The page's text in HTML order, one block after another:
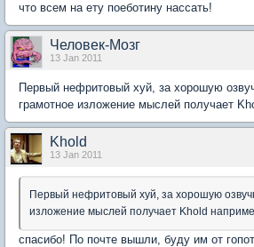
что всем на ету поеботину нассать!
Человек-Мозг
13 Jan 2011
Первый нефритовый хуй, за хорошую
грамотное изложение мыслей получает
Khold
13 Jan 2011
Первый нефритовый хуй, за хорошую
изложение мыслей получает Khold
спасибо! По почте вышли, буду им от